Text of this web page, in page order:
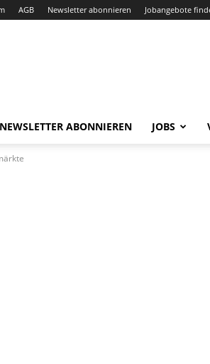
AGB Newsletter abonnieren Jobangebote
NEWSLETTER ABONNIEREN JOBS